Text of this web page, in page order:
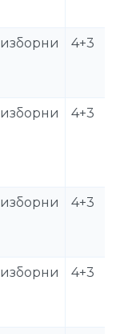
изборни 4+3
изборни 4+3
изборни 4+3
изборни 4+3